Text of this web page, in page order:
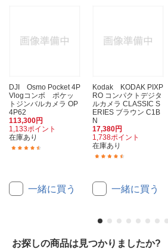
DJI Osmo Pocket 4P
Vlogコンボ ポケッ
トジンバルカメラ OP
4P62
113,300円
1,133ポイント
在庫あり
一緒に買う
Kodak KODAK PIXP
RO コンパクトデジタ
ルカメラ CLASSIC S
ERIES ブラウン C1B
N
17,380円
1,738ポイント
在庫あり
一緒に買う
お探しの商品は見つかりましたか?